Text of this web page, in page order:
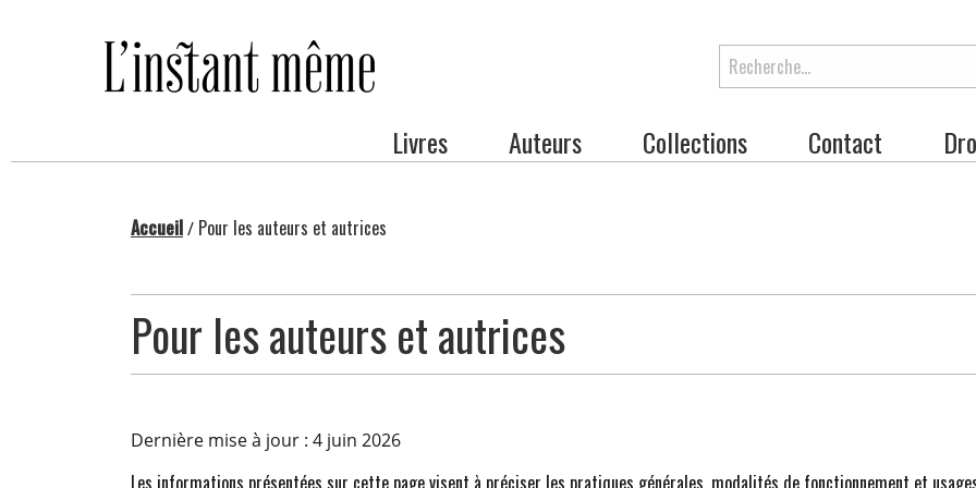
Rechercher
Livres Auteurs Collections Contact
Accueil/ Pour les auteurs et autrices
Pour les auteurs et autrices
Dernière mise à jour : 4 juin 2026
Les informations présentées sur cette page visent à préciser les pratiques générales, modalités de fonctionnement et